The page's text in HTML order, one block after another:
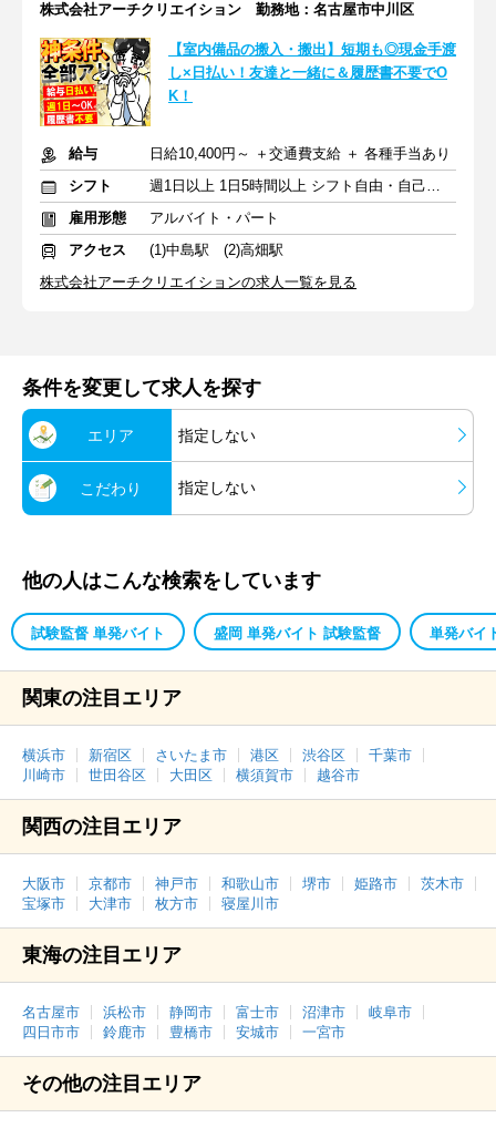
株式会社アーチクリエイション 勤務地：名古屋市中川区
【室内備品の搬入・搬出】短期も◎現金手渡
し×日払い！友達と一緒に＆履歴書不要でO
K！
給与
日給10,400円～ ＋交通費支給 ＋ 各種手当あり
シフト
週1日以上 1日5時間以上 シフト自由・自己申告
雇用形態
アルバイト・パート
アクセス
(1)中島駅 (2)高畑駅
株式会社アーチクリエイションの求人一覧を見る
条件を変更して求人を探す
エリア 指定しない
こだわり 指定しない
他の人はこんな検索をしています
試験監督 単発バイト 盛岡 単発バイト 試験監督 単発バイ
関東の注目エリア
横浜市 新宿区 さいたま市 港区 渋谷区
千葉市
川崎市
世田谷区 大田区 横須賀市 越谷市
関西の注目エリア
大阪市 京都市 神戸市 和歌山市 堺市 姫路市
茨木市
宝塚市
大津市 枚方市 寝屋川市
東海の注目エリア
名古屋市 浜松市 静岡市 富士市 沼津市
岐阜市
四日市市
鈴鹿市 豊橋市 安城市 一宮市
その他の注目エリア